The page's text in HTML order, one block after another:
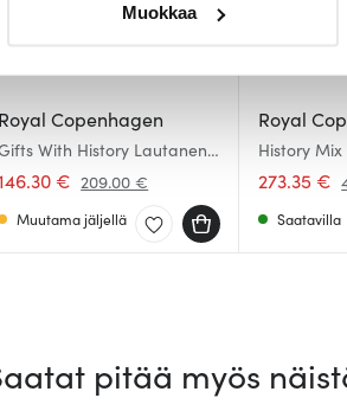
jaamme sosiaalisen median,
sivustoamme. Kumppanimme voivat
Muokkaa
Royal Copenhagen
With History Lautanen
11 cm 5 kpl Sininen/Valkoinen
€ 209.00 €
Muutama jäljellä
Royal
History
273.35 €
Saatavilla
pitää myös